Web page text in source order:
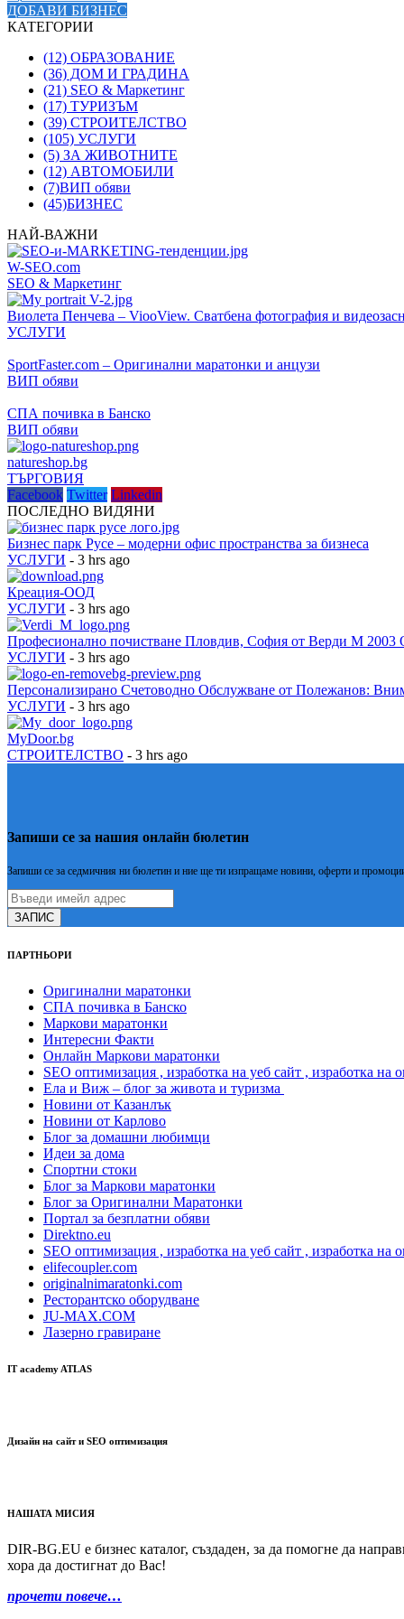
ДОБАВИ БИЗНЕС
КАТЕГОРИИ
(12) ОБРАЗОВАНИЕ
(36) ДОМ И ГРАДИНА
(21) SEO & Маркетинг
(17) ТУРИЗЪМ
(39) СТРОИТЕЛСТВО
(105) УСЛУГИ
(5) ЗА ЖИВОТНИТЕ
(12) АВТОМОБИЛИ
(7)ВИП обяви
(45)БИЗНЕС
НАЙ-ВАЖНИ
W-SEO.com
SEO & Маркетинг
Виолета Пенчева – ViooView. Сватбена фотография и
УСЛУГИ
SportFaster.com – Оригинални маратонки и анцузи
ВИП обяви
СПА почивка в Банско
ВИП обяви
natureshop.bg
ТЪРГОВИЯ
Facebook Twitter Linkedin
ПОСЛЕДНО ВИДЯНИ
Бизнес парк Русе – модерни офис пространства за бизнеса
УСЛУГИ - 3 hrs ago
Креация-ООД
УСЛУГИ - 3 hrs ago
Професионално почистване Пловдив, София от Верди М
УСЛУГИ - 3 hrs ago
Персонализирано Счетоводно Обслужване от Полежанов:
УСЛУГИ - 3 hrs ago
MyDoor.bg
СТРОИТЕЛСТВО - 3 hrs ago
Запиши се за нашия онлайн бюлетин
Запиши се за седмичния ни бюлетин и ние ще ти изпращаме новини, оферти и
ЗАПИС
ПАРТНЬОРИ
Оригинални маратонки
СПА почивка в Банско
Маркови маратонки
Интересни Факти
Онлайн Маркови маратонки
SEO оптимизация , изработка на уеб сайт , изработка на
Ела и Виж – блог за живота и туризма
Новини от Казанлък
Новини от Карлово
Блог за домашни любимци
Идеи за дома
Спортни стоки
Блог за Маркови маратонки
Блог за Оригинални Маратонки
Портал за безплатни обяви
Direktno.eu
SEO оптимизация , изработка на уеб сайт , изработка на
elifecoupler.com
originalnimaratonki.com
Ресторантско оборудване
JU-MAX.COM
Лазерно гравиране
IT academy ATLAS
Дизайн на сайт и SEO оптимизация
НАШАТА МИСИЯ
DIR-BG.EU е бизнес каталог, създаден, за да помогне да
хора да достигнат до Вас!
прочети повече…